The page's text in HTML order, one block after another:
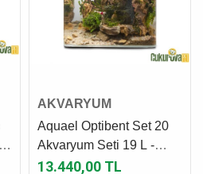
AKVARYUM
Aquael Optibent Set 20
Akvaryum Seti 19 L -
Siyah
13.440,00 TL